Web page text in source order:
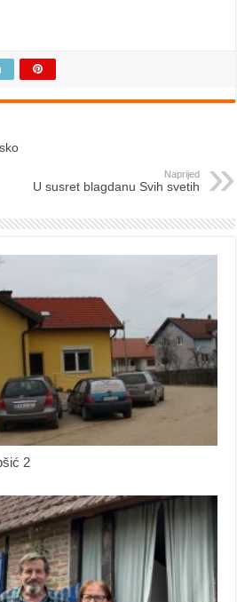
Naprijed
U susret blagdanu Svih svetih
2